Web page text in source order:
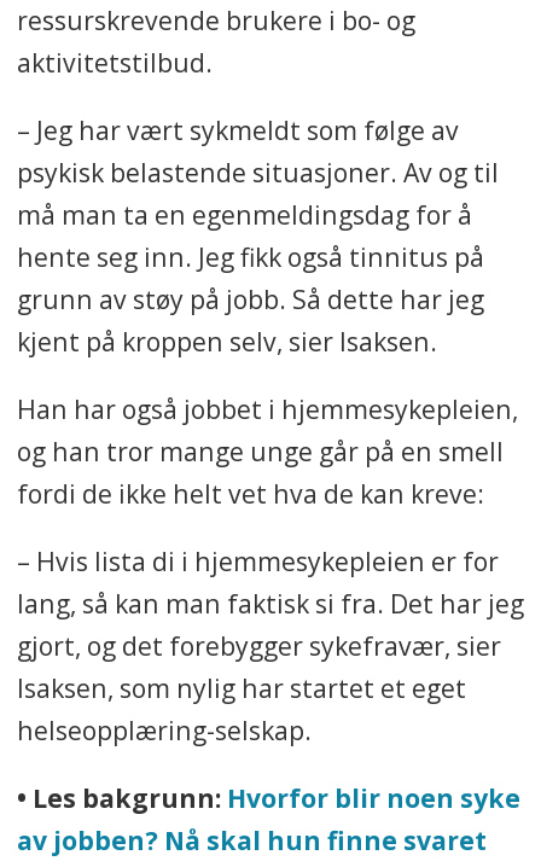
ressurskrevende brukere i bo- og
aktivitetstilbud.
– Jeg har vært sykmeldt som følge av
psykisk belastende situasjoner. Av og til
må man ta en egenmeldingsdag for å
hente seg inn. Jeg fikk også tinnitus på
grunn av støy på jobb. Så dette har jeg
kjent på kroppen selv, sier Isaksen.
Han har også jobbet i hjemmesykepleien,
og han tror mange unge går på en smell
fordi de ikke helt vet hva de kan kreve:
– Hvis lista di i hjemmesykepleien er for
lang, så kan man faktisk si fra. Det har jeg
gjort, og det forebygger sykefravær, sier
Isaksen, som nylig har startet et eget
helseopplæring-selskap.
• Les bakgrunn: Hvorfor blir noen syke
av jobben? Nå skal hun finne svaret